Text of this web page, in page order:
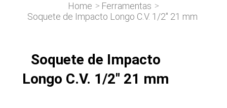
Home > Ferramentas >
Soquete de Impacto Longo C.V. 1/2″ 21 mm
Soquete de Impacto
Longo C.V. 1/2" 21 mm